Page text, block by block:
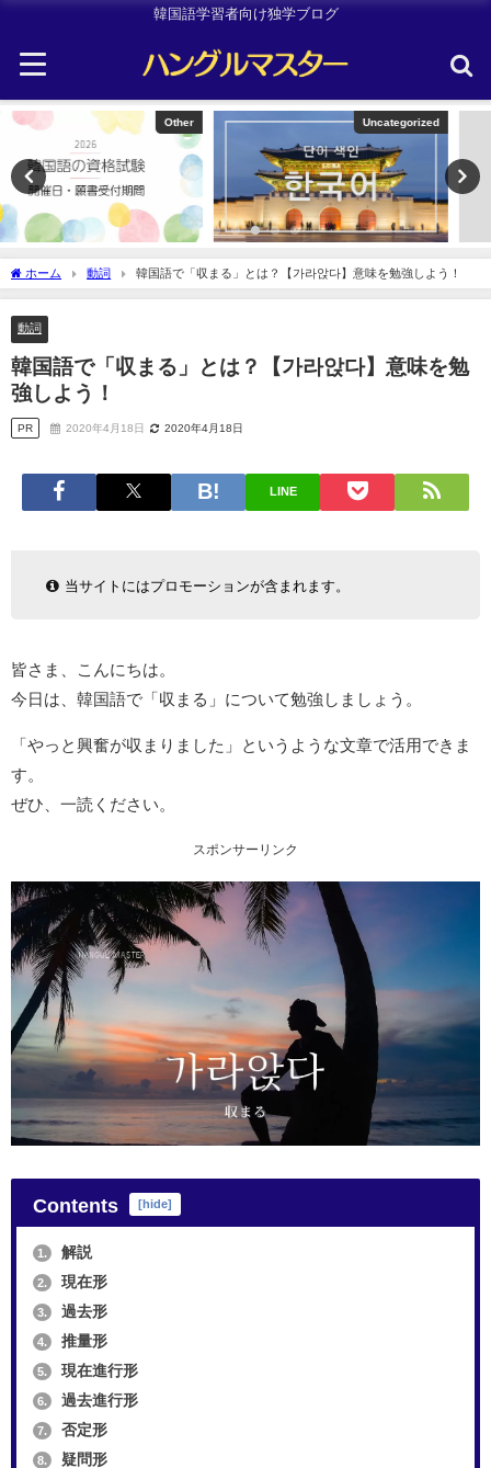
韓国語学習者向け独学ブログ
Uncategorized
ホーム 動詞 韓国語で「収まる」とは？【가라앉다】意味を勉強しよう！
動詞
韓国語で「収まる」とは？【가라앉다】意味を勉
強しよう！
PR 2020年4月18日 2020年4月18日
LINE
当サイトにはプロモーションが含まれます。
皆さま、こんにちは。
今日は、韓国語で「収まる」について勉強しましょう。
「やっと興奮が収まりました」というような文章で活用できま
す。
ぜひ、一読ください。
スポンサーリンク
Contents [hide]
1. 解説
2. 現在形
3. 過去形
4. 推量形
5. 現在進行形
6. 過去進行形
7. 否定形
8. 疑問形